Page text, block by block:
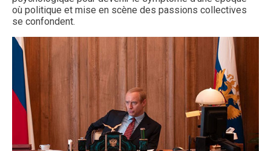
où politique et mise en scène des passions collectives
se confondent.